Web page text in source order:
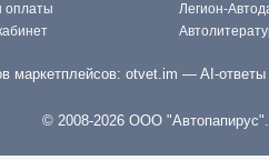
оплаты
Легион-
маркетплейсов: otvet.im — AI-ответы
© 2008-2026 ООО